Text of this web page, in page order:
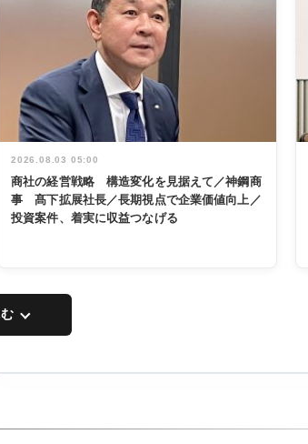
2026.08.03 05:00
商社の経営戦略 構造変化を見据えて／神鋼商
事 髙下拡展社長／長期視点で企業価値向上／
投資案件、着実に収益つなげる